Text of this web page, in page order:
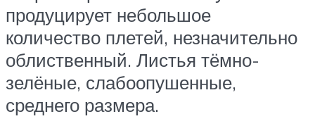
продуцирует небольшое
количество плетей, незначительно
облиственный. Листья тёмно-
зелёные, слабоопушенные,
среднего размера.